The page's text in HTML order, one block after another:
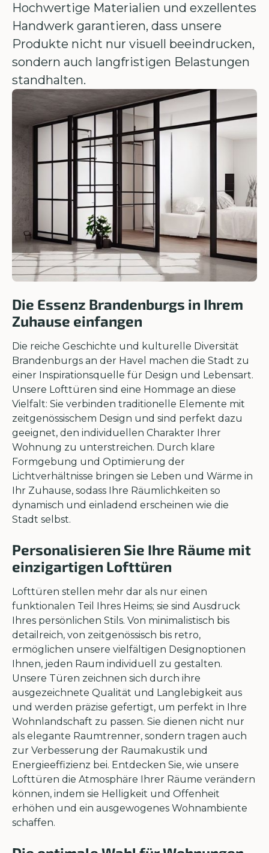
Hochwertige Materialien und exzellentes
Handwerk garantieren, dass unsere
Produkte nicht nur visuell beeindrucken,
sondern auch langfristigen Belastungen
standhalten.
Die Essenz Brandenburgs in Ihrem
Zuhause einfangen
Die reiche Geschichte und kulturelle Diversität
Brandenburgs an der Havel machen die Stadt zu
einer Inspirationsquelle für Design und Lebensart.
Unsere Lofttüren sind eine Hommage an diese
Vielfalt: Sie verbinden traditionelle Elemente mit
zeitgenössischem Design und sind perfekt dazu
geeignet, den individuellen Charakter Ihrer
Wohnung zu unterstreichen. Durch klare
Formgebung und Optimierung der
Lichtverhältnisse bringen sie Leben und Wärme in
Ihr Zuhause, sodass Ihre Räumlichkeiten so
dynamisch und einladend erscheinen wie die
Stadt selbst.
Personalisieren Sie Ihre Räume mit
einzigartigen Lofttüren
Lofttüren stellen mehr dar als nur einen
funktionalen Teil Ihres Heims; sie sind Ausdruck
Ihres persönlichen Stils. Von minimalistisch bis
detailreich, von zeitgenössisch bis retro,
ermöglichen unsere vielfältigen Designoptionen
Ihnen, jeden Raum individuell zu gestalten.
Unsere Türen zeichnen sich durch ihre
ausgezeichnete Qualität und Langlebigkeit aus
und werden präzise gefertigt, um perfekt in Ihre
Wohnlandschaft zu passen. Sie dienen nicht nur
als elegante Raumtrenner, sondern tragen auch
zur Verbesserung der Raumakustik und
Energieeffizienz bei. Entdecken Sie, wie unsere
Lofttüren die Atmosphäre Ihrer Räume verändern
können, indem sie Helligkeit und Offenheit
erhöhen und ein ausgewogenes Wohnambiente
schaffen.